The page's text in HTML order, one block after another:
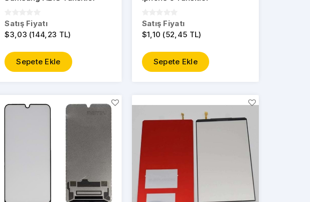
Satış Fiyatı
$3,03 (144,23 TL)
Sepete Ekle
Satış Fiyatı
$1,10 (52,45 TL)
Sepete Ekle